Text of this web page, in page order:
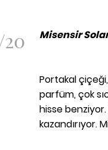
20 Misensir
Portakal
parfüm, çok
hisse
kazandırıyor.